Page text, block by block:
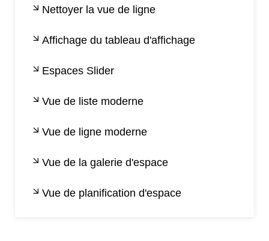
Nettoyer la vue de ligne
Affichage du tableau d'affichage
Espaces Slider
Vue de liste moderne
Vue de ligne moderne
Vue de la galerie d'espace
Vue de planification d'espace